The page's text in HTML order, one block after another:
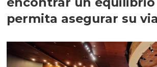
permita asegurar su